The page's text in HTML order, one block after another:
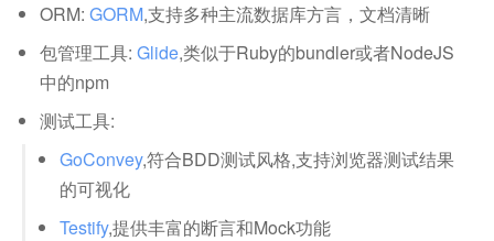
ORM: GORM,支持多种主流数据库方言，文档清晰
包管理工具: Glide,类似于Ruby的bundler或者NodeJS
中的npm
测试工具:
GoConvey,符合BDD测试风格,支持浏览器测试结果
的可视化
Testify,提供丰富的断言和Mock功能